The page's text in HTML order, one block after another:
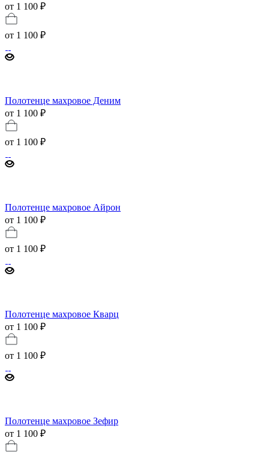
от 1 100 ₽
от 1 100 ₽
Полотенце махровое Деним
от 1 100 ₽
от 1 100 ₽
Полотенце махровое Айрон
от 1 100 ₽
от 1 100 ₽
Полотенце махровое Кварц
от 1 100 ₽
от 1 100 ₽
Полотенце махровое Зефир
от 1 100 ₽